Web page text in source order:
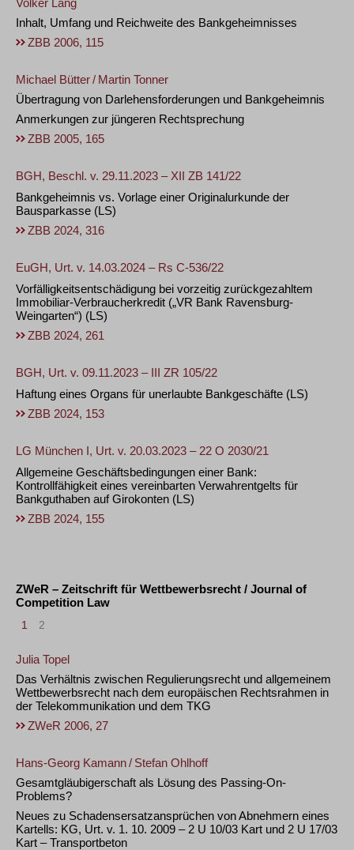
Volker Lang
Inhalt, Umfang und Reichweite des Bankgeheimnisses
ZBB 2006, 115
Michael Bütter/ Martin Tonner
Übertragung von Darlehensforderungen und Bankgeheimnis
Anmerkungen zur jüngeren Rechtsprechung
ZBB 2005, 165
BGH, Beschl. v. 29.11.2023 – XII ZB 141/22
Bankgeheimnis vs. Vorlage einer Originalurkunde der
Bausparkasse (LS)
ZBB 2024, 316
EuGH, Urt. v. 14.03.2024 – Rs C-536/22
Vorfälligkeitsentschädigung bei vorzeitig zurückgezahltem
Immobiliar-Verbraucherkredit („VR Bank Ravensburg-
Weingarten“) (LS)
ZBB 2024, 261
BGH, Urt. v. 09.11.2023 – III ZR 105/22
Haftung eines Organs für unerlaubte Bankgeschäfte (LS)
ZBB 2024, 153
LG München I, Urt. v. 20.03.2023 – 22 O 2030/21
Allgemeine Geschäftsbedingungen einer Bank:
Kontrollfähigkeit eines vereinbarten Verwahrentgelts für
Bankguthaben auf Girokonten (LS)
ZBB 2024, 155
ZWeR – Zeitschrift für Wettbewerbsrecht / Journal of
Competition Law
1 2
Julia Topel
Das Verhältnis zwischen Regulierungsrecht und allgemeinem
Wettbewerbsrecht nach dem europäischen Rechtsrahmen in
der Telekommunikation und dem TKG
ZWeR 2006, 27
Hans-Georg Kamann/ Stefan Ohlhoff
Gesamtgläubigerschaft als Lösung des Passing-On-
Problems?
Neues zu Schadensersatzansprüchen von Abnehmern eines
Kartells: KG, Urt. v. 1. 10. 2009 – 2 U 10/03 Kart und 2 U 17/03
Kart – Transportbeton